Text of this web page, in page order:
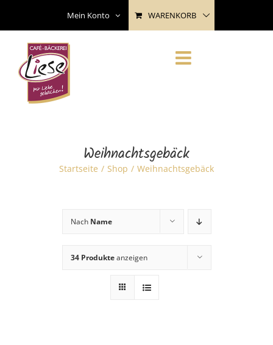
content
Mein Konto WARENKORB
Weihnachtsgebäck
Startseite Shop Weihnachtsgebäck
Nach Name
34 Produkteanzeigen